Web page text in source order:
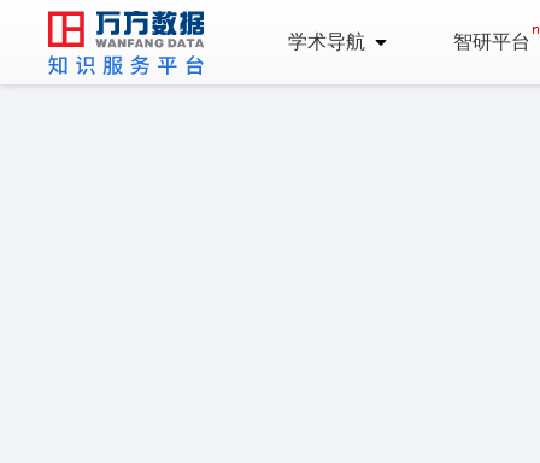
学术导航 智研平台